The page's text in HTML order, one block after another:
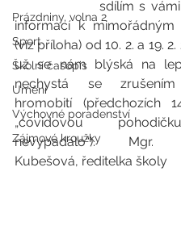
Prázdniny, volna 2
Sport
Školní časopis
Umění
Výchovné poradenství
Zájmové kroužky
informací k mimořádným
(viz příloha) od 10. 2. a 19. 2.
už se nám blýská na
nechystá se
hromobití (předchozích
„covidovou
nevypadalo“). Mgr.
Kubešová, ředitelka školy